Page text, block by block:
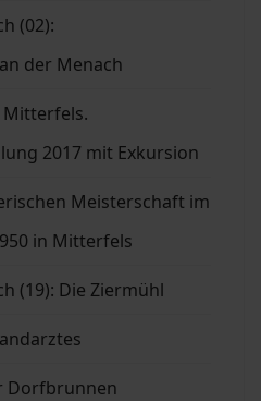
(02):
der Menach
Mitterfels.
2017 mit Exkursion
Meisterschaft im
in Mitterfels
(19): Die Ziermühl
Dorfbrunnen